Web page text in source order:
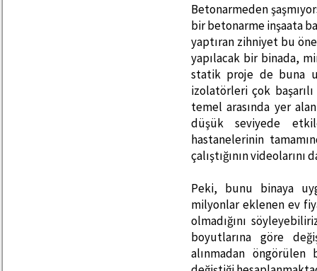
Betonarmeden
bir betonarme inşaata
yaptıran zihniyet bu
yapılacak bir binada,
statik proje de buna
izolatörleri çok
temel arasında yer
düşük seviyede
hastanelerinin
çalıştığının
Peki, bunu binaya
milyonlar eklenen ev
olmadığını
boyutlarına göre
alınmadan